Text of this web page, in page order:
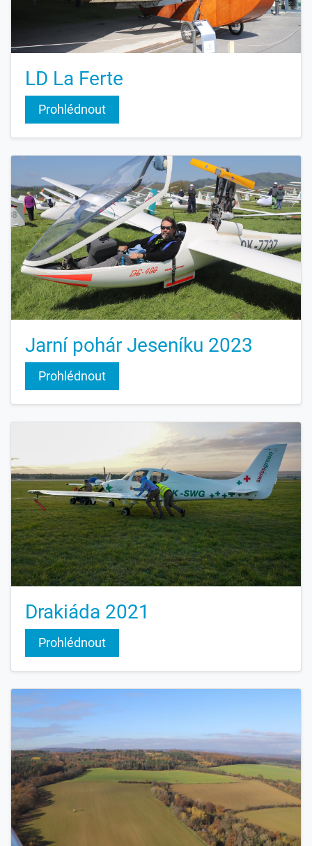
LD La Ferte
Prohlédnout
Jarní pohár Jeseníku 2023
Prohlédnout
Drakiáda 2021
Prohlédnout